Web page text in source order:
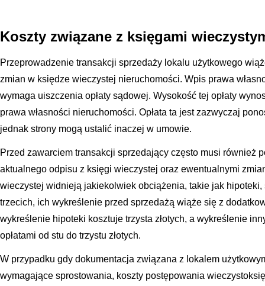
Koszty związane z księgami
Przeprowadzenie transakcji sprzedaży lokalu użytkowego
zmian w księdze wieczystej nieruchomości. Wpis prawa
wymaga uiszczenia opłaty sądowej. Wysokość tej opłaty
prawa własności nieruchomości. Opłata ta jest zazwyczaj
jednak strony mogą ustalić inaczej w umowie.
Przed zawarciem transakcji sprzedający często musi również
aktualnego odpisu z księgi wieczystej oraz ewentualnymi
wieczystej widnieją jakiekolwiek obciążenia, takie jak hipoteki,
trzecich, ich wykreślenie przed sprzedażą wiąże się z
wykreślenie hipoteki kosztuje trzysta złotych, a wykreślenie
opłatami od stu do trzystu złotych.
W przypadku gdy dokumentacja związana z lokalem
wymagające sprostowania, koszty postępowania